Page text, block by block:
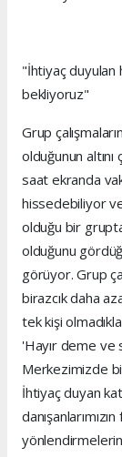
"İhtiyaç duyulan
bekliyoruz"
Grup
olduğunun
saat ekranda
hissedebiliyor
olduğu bir
olduğunu
görüyor. Grup
birazcık daha
tek kişi
'Hayır deme ve
Merkezimizde
İhtiyaç duyan